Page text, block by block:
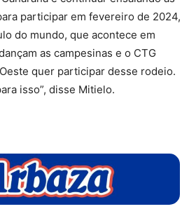
participar em fevereiro de 2024,
do mundo, que acontece em
as campesinas e o CTG
quer participar desse rodeio.
isso”, disse Mitielo.